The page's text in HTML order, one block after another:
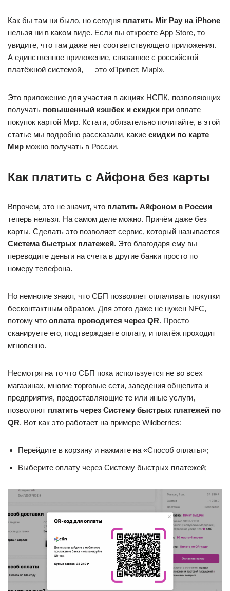
Как бы там ни было, но сегодня платить Mir Pay на iPhone
нельзя ни в каком виде. Если вы откроете App Store, то
увидите, что там даже нет соответствующего приложения.
А единственное приложение, связанное с российской
платёжной системой, — это «Привет, Мир!».
Это приложение для участия в акциях НСПК, позволяющих
получать повышенный кэшбек и скидки при оплате
покупок картой Мир. Кстати, обязательно почитайте, в этой
статье мы подробно рассказали, какие скидки по карте
Мир можно получать в России.
Как платить с Айфона без карты
Впрочем, это не значит, что платить Айфоном в России
теперь нельзя. На самом деле можно. Причём даже без
карты. Сделать это позволяет сервис, который называется
Система быстрых платежей. Это благодаря ему вы
переводите деньги на счета в другие банки просто по
номеру телефона.
Но немногие знают, что СБП позволяет оплачивать покупки
бесконтактным образом. Для этого даже не нужен NFC,
потому что оплата проводится через QR. Просто
сканируете его, подтверждаете оплату, и платёж проходит
мгновенно.
Несмотря на то что СБП пока используется не во всех
магазинах, многие торговые сети, заведения общепита и
предприятия, предоставляющие те или иные услуги,
позволяют платить через Систему быстрых платежей по
QR. Вот как это работает на примере Wildberries:
Перейдите в корзину и нажмите на «Способ оплаты»;
Выберите оплату через Систему быстрых платежей;